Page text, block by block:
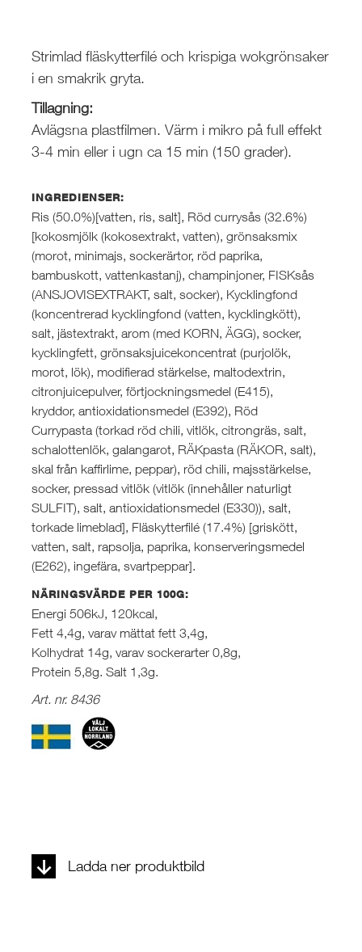
Strimlad fläskytterfilé och krispiga wokgrönsaker
i en smakrik gryta.
Tillagning:
Avlägsna plastfilmen. Värm i mikro på full effekt
3-4 min eller i ugn ca 15 min (150 grader).
INGREDIENSER:
Ris (50.0%)[vatten, ris, salt], Röd currysås (32.6%)
[kokosmjölk (kokosextrakt, vatten), grönsaksmix
(morot, minimajs, sockerärtor, röd paprika,
bambuskott, vattenkastanj), champinjoner, FISKsås
(ANSJOVISEXTRAKT, salt, socker), Kycklingfond
(koncentrerad kycklingfond (vatten, kycklingkött),
salt, jästextrakt, arom (med KORN, ÄGG), socker,
kycklingfett, grönsaksjuicekoncentrat (purjolök,
morot, lök), modifierad stärkelse, maltodextrin,
citronjuicepulver, förtjockningsmedel (E415),
kryddor, antioxidationsmedel (E392), Röd
Currypasta (torkad röd chili, vitlök, citrongräs, salt,
schalottenlök, galangarot, RÄKpasta (RÄKOR, salt),
skal från kaffirlime, peppar), röd chili, majsstärkelse,
socker, pressad vitlök (vitlök (innehåller naturligt
SULFIT), salt, antioxidationsmedel (E330)), salt,
torkade limeblad], Fläskytterfilé (17.4%) [griskött,
vatten, salt, rapsolja, paprika, konserveringsmedel
(E262), ingefära, svartpeppar].
NÄRINGSVÄRDE PER 100G:
Energi 506kJ, 120kcal,
Fett 4,4g, varav mättat fett 3,4g,
Kolhydrat 14g, varav sockerarter 0,8g,
Protein 5,8g. Salt 1,3g.
Art. nr. 8436
Ladda ner produktbild